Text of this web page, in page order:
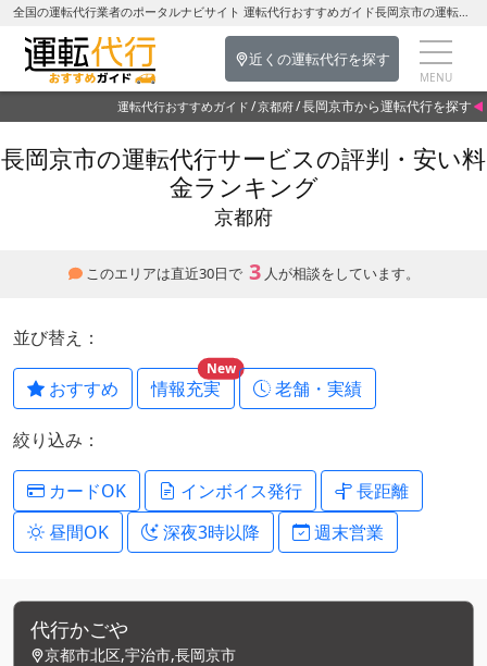
全国の運転代行業者のポータルナビサイト 運転代行おすすめガイド長岡京市の運転代行を探す-京都府の運転代行
近くの運転代行を探す
運転代行おすすめガイド 京都府 長岡京市から運転代行を探す
長岡京市の運転代行サービスの評判・安い料
金ランキング
京都府
このエリアは直近30日で 3 人が相談をしています。
並び替え：
おすすめ 情報充実
New
老舗・実績
絞り込み：
カードOK インボイス発行
長距離
昼間OK
深夜3時以降 週末営業
代行かごや
京都市北区,宇治市,長岡京市